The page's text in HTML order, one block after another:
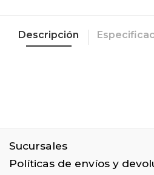
Descripción
Sucursales
Políticas de envíos y